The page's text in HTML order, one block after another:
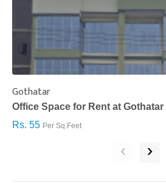
Gothatar
Office Space for Rent at Gothatar
Rs. 55 Per Sq.Feet
‹ ›